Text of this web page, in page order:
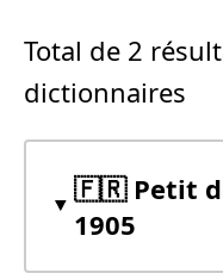
Total de 2
dictionnaires
🇫🇷 Petit
1905